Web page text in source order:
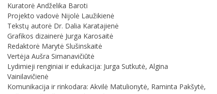
Kuratorė Andželika Baroti
Projekto vadovė Nijolė Laužikienė
Tekstų autorė Dr. Dalia Karatajienė
Grafikos dizainerė Jurga Karosaitė
Redaktorė Marytė Slušinskaitė
Vertėja Aušra Simanavičiūtė
Lydimieji renginiai ir edukacija: Jurga Sutkutė, Algina
Vainilavičienė
Komunikacija ir rinkodara: Akvilė Matulionytė, Raminta Pakšytė,